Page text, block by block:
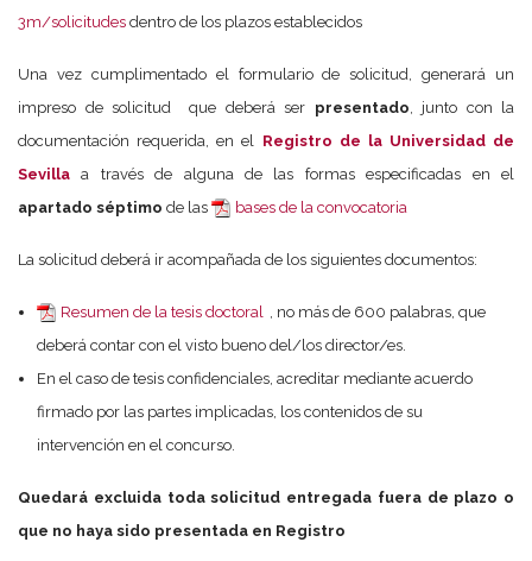
3m/solicitudes dentro de los plazos establecidos
Una vez cumplimentado el formulario de solicitud, generará un
impreso de solicitud que deberá ser presentado, junto con la
documentación requerida, en el Registro de la Universidad de
Sevilla a través de alguna de las formas especificadas en el
apartado séptimo de las bases de la convocatoria
La solicitud deberá ir acompañada de los siguientes documentos:
Resumen de la tesis doctoral , no más de 600 palabras, que
deberá contar con el visto bueno del/los director/es.
En el caso de tesis confidenciales, acreditar mediante acuerdo
firmado por las partes implicadas, los contenidos de su
intervención en el concurso.
Quedará excluida toda solicitud entregada fuera de plazo o
que no haya sido presentada en Registro